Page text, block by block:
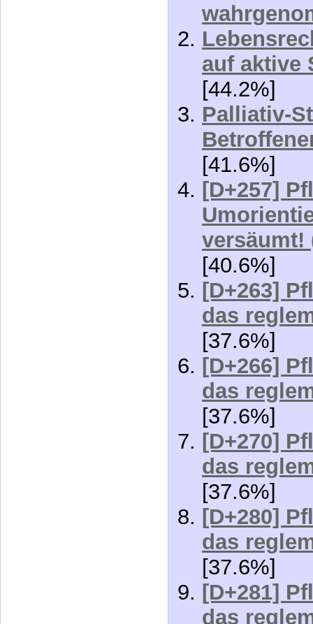
Ähnliche
posts),
[D+251]
auf aktive
[44.2%]
Palliativ-
[41.6%]
[D+257]
versäumt!
[40.6%]
[D+263]
das
[37.6%]
[D+266]
das
[37.6%]
[D+270]
das
[37.6%]
[D+280]